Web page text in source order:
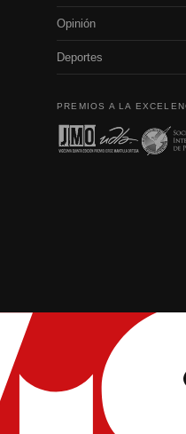
Opinión
Deportes
PREMIOS A LA